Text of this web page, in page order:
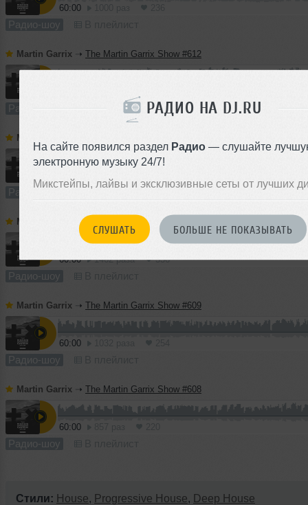
РАДИО НА DJ.RU
На сайте появился раздел Радио — слушайте
электронную музыку 24/7!
Микстейпы, лайвы и эксклюзивные сеты от лучших
СЛУШАТЬ БОЛЬШЕ НЕ ПОКАЗЫВАТЬ
60:00
Радио-шоу
Martin Garrix ➝ The Martin Garrix Show #612
Радио-шоу В плейлист
Martin Garrix
Радио-шоу В плейлист
Martin Garrix ➝ The Martin Garrix Show #610
60:00 1462 раза 336
Радио-шоу
Martin Garrix ➝ The Martin Garrix Show #609
60:00
Радио-шоу
Martin Garrix ➝ The Martin Garrix Show #608
60:00
Радио-шоу
Стили: House, Progressive House, Deep House